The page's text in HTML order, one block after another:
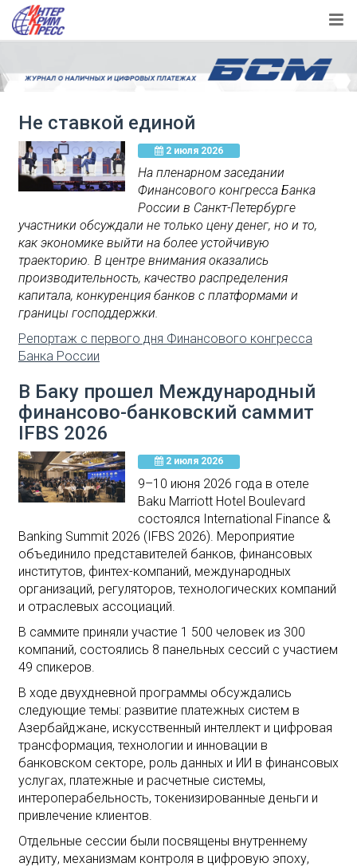
Не ставкой единой
2 июля 2026
На пленарном заседании
Финансового конгресса Банка
России в Санкт-Петербурге
участники обсуждали не только цену денег, но и то,
как экономике выйти на более устойчивую
траекторию. В центре внимания оказались
производительность, качество распределения
капитала, конкуренция банков с платформами и
границы господдержки.
Репортаж с первого дня Финансового конгресса
Банка России
В Баку прошел Международный
финансово-банковский саммит
IFBS 2026
2 июля 2026
9–10 июня 2026 года в отеле
Baku Marriott Hotel Boulevard
состоялся International Finance &
Banking Summit 2026 (IFBS 2026). Мероприятие
объединило представителей банков, финансовых
институтов, финтех-компаний, международных
организаций, регуляторов, технологических компаний
и отраслевых ассоциаций.
В саммите приняли участие 1 500 человек из 300
компаний, состоялись 8 панельных сессий с участием
49 спикеров.
В ходе двухдневной программы обсуждались
следующие темы: развитие платежных систем в
Азербайджане, искусственный интеллект и цифровая
трансформация, технологии и инновации в
банковском секторе, роль данных и ИИ в финансовых
услугах, платежные и расчетные системы,
интероперабельность, токенизированные деньги и
привлечение клиентов.
Отдельные сессии были посвящены внутреннему
аудиту, механизмам контроля в цифровую эпоху,